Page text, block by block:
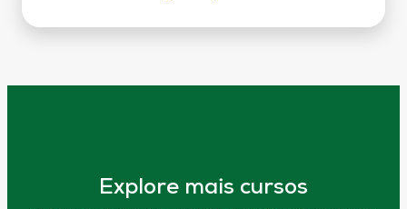
Explore mais cursos